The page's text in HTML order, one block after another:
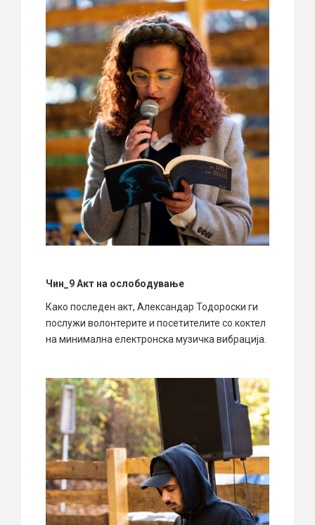
Чин_9 Акт на ослободување
Како последен акт, Александар Тодороски ги
послужи волонтерите и посетителите со коктел
на минимална електронска музичка вибрација.